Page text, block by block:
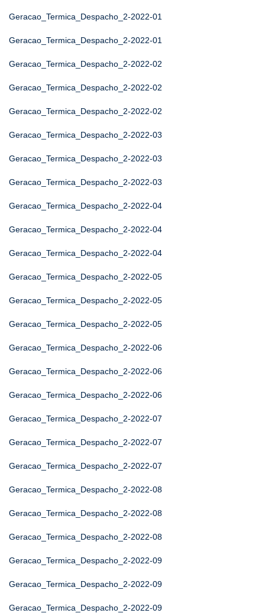
Geracao_Termica_Despacho_2-2022-01
Geracao_Termica_Despacho_2-2022-01
Geracao_Termica_Despacho_2-2022-02
Geracao_Termica_Despacho_2-2022-02
Geracao_Termica_Despacho_2-2022-02
Geracao_Termica_Despacho_2-2022-03
Geracao_Termica_Despacho_2-2022-03
Geracao_Termica_Despacho_2-2022-03
Geracao_Termica_Despacho_2-2022-04
Geracao_Termica_Despacho_2-2022-04
Geracao_Termica_Despacho_2-2022-04
Geracao_Termica_Despacho_2-2022-05
Geracao_Termica_Despacho_2-2022-05
Geracao_Termica_Despacho_2-2022-05
Geracao_Termica_Despacho_2-2022-06
Geracao_Termica_Despacho_2-2022-06
Geracao_Termica_Despacho_2-2022-06
Geracao_Termica_Despacho_2-2022-07
Geracao_Termica_Despacho_2-2022-07
Geracao_Termica_Despacho_2-2022-07
Geracao_Termica_Despacho_2-2022-08
Geracao_Termica_Despacho_2-2022-08
Geracao_Termica_Despacho_2-2022-08
Geracao_Termica_Despacho_2-2022-09
Geracao_Termica_Despacho_2-2022-09
Geracao_Termica_Despacho_2-2022-09